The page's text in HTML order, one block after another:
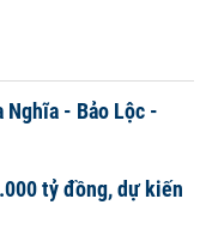
Nghĩa - Bảo Lộc -
tỷ đồng, dự kiến